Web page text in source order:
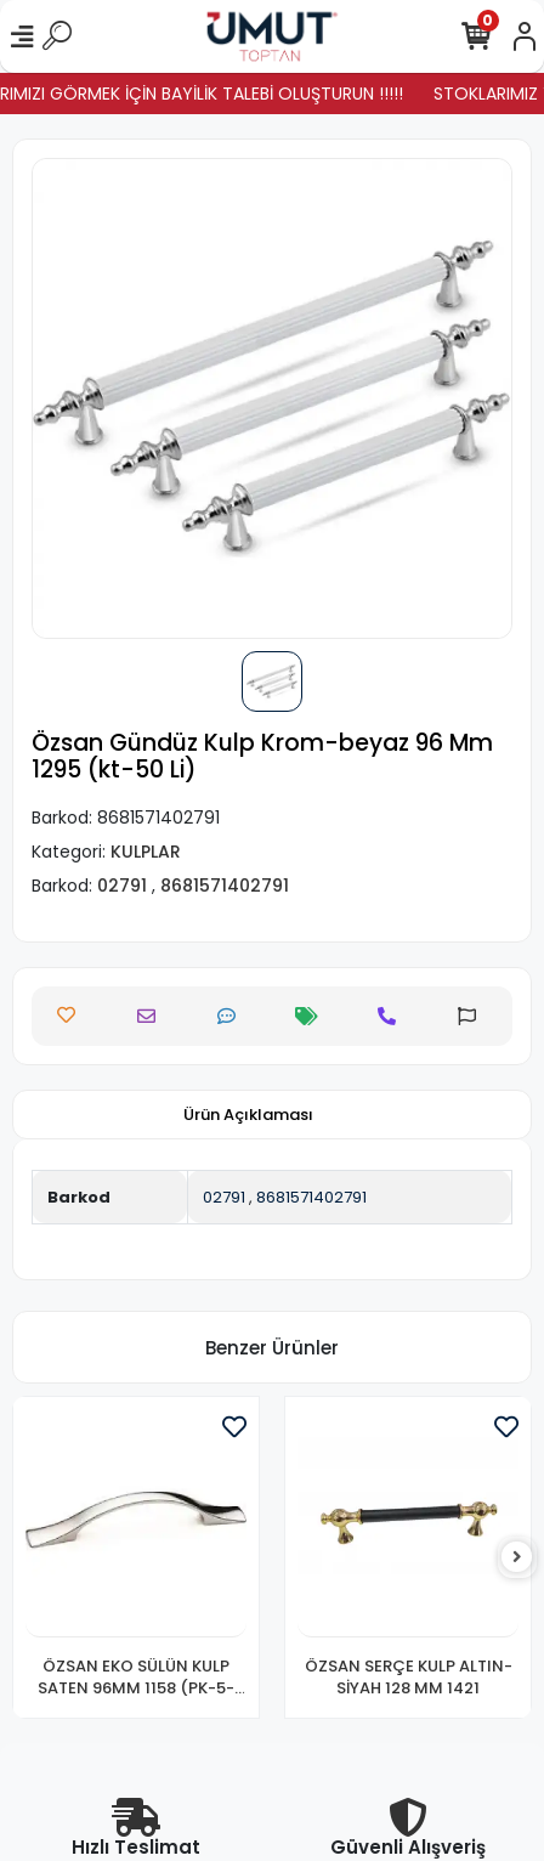
GÖRMEK İÇİN BAYİLİK TALEBİ OLUŞTURUN !!!!! STOKLARIMIZ
0
Özsan Gündüz Kulp Krom-beyaz 96 Mm
1295 (kt-50 Li)
Barkod: 8681571402791
Kategori: KULPLAR
Barkod: 02791 , 8681571402791
Ürün Açıklaması
Barkod 02791 , 8681571402791
Benzer Ürünler
ÖZSAN EKO SÜLÜN KULP
SATEN 96MM 1158 (PK-5-
ÖZSAN SERÇE KULP ALTIN-
SİYAH 128 MM 1421
Hızlı Teslimat Güvenli Alışveriş